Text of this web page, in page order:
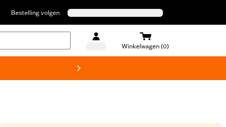
Bestelling volgen
Winkelwagen (0)